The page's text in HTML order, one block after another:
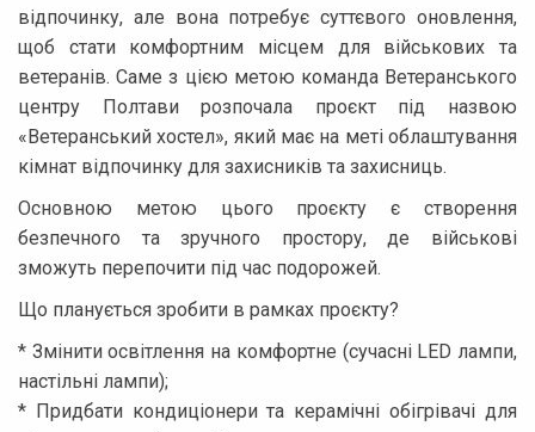
відпочинку, але вона потребує суттєвого оновлення,
щоб стати комфортним місцем для військових та
ветеранів. Саме з цією метою команда Ветеранського
центру Полтави розпочала проєкт під назвою
«Ветеранський хостел», який має на меті облаштування
кімнат відпочинку для захисників та захисниць.
Основною метою цього проєкту є створення
безпечного та зручного простору, де військові
зможуть перепочити під час подорожей.
Що планується зробити в рамках проєкту?
* Змінити освітлення на комфортне (сучасні LED лампи,
настільні лампи);
* Придбати кондиціонери та керамічні обігрівачі для